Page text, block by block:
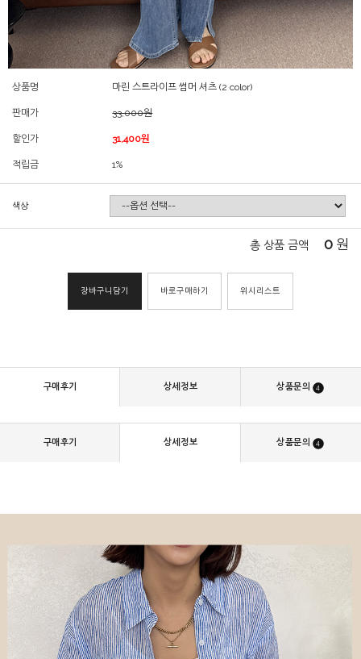
상품명 마린 스트라이프 썸머 셔츠 (2 color)
판매가 33,000원
할인가 31,400원
적립금 1%
색상
총 상품 금액 0 원
장바구니담기 바로구매하기 위시리스트
구매후기 상세정보 상품문의 4
구매후기 상세정보 상품문의 4